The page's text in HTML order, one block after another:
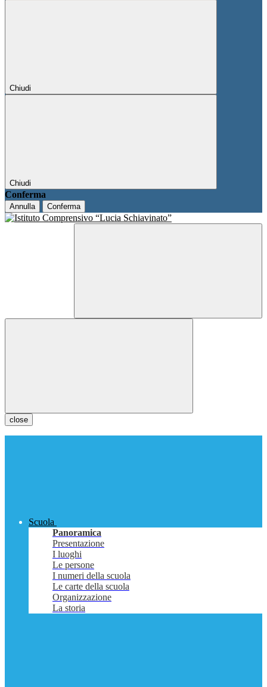
Chiudi
Chiudi
Conferma
Annulla Conferma
close
Scuola
Panoramica
Presentazione
I luoghi
Le persone
I numeri della scuola
Le carte della scuola
Organizzazione
La storia